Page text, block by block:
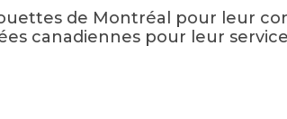
de Montréal pour leur
canadiennes pour leur